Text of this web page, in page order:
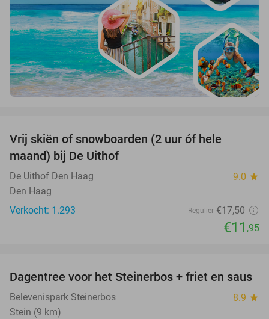
Vrij skiën of snowboarden (2 uur óf hele
maand) bij De Uithof
De Uithof Den Haag 9.0 star
Den Haag
Verkocht: 1.293
Regulier €17,50
€11 ,95
37%
Dagentree voor het Steinerbos + friet en saus
Belevenispark Steinerbos 8.9 star
Stein (9 km)